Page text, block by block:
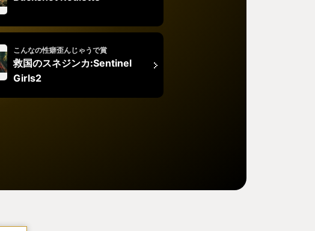
こんなの性癖歪んじゃうで賞
救国のスネジンカ:Sentinel
Girls2